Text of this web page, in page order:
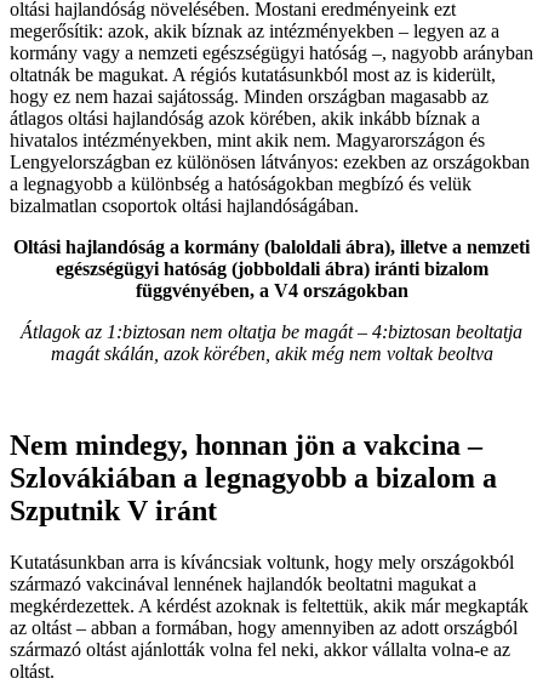
oltási hajlandóság növelésében. Mostani eredményeink ezt
megerősítik: azok, akik bíznak az intézményekben – legyen az a
kormány vagy a nemzeti egészségügyi hatóság –, nagyobb arányban
oltatnák be magukat. A régiós kutatásunkból most az is kiderült,
hogy ez nem hazai sajátosság. Minden országban magasabb az
átlagos oltási hajlandóság azok körében, akik inkább bíznak a
hivatalos intézményekben, mint akik nem. Magyarországon és
Lengyelországban ez különösen látványos: ezekben az országokban
a legnagyobb a különbség a hatóságokban megbízó és velük
bizalmatlan csoportok oltási hajlandóságában.
Oltási hajlandóság a kormány (baloldali ábra), illetve a nemzeti
egészségügyi hatóság (jobboldali ábra) iránti bizalom
függvényében, a V4 országokban
Átlagok az 1:biztosan nem oltatja be magát – 4:biztosan beoltatja
magát skálán, azok körében, akik még nem voltak beoltva
Nem mindegy, honnan jön a vakcina –
Szlovákiában a legnagyobb a bizalom a
Szputnik V iránt
Kutatásunkban arra is kíváncsiak voltunk, hogy mely országokból
származó vakcinával lennének hajlandók beoltatni magukat a
megkérdezettek. A kérdést azoknak is feltettük, akik már megkapták
az oltást – abban a formában, hogy amennyiben az adott országból
származó oltást ajánlották volna fel neki, akkor vállalta volna-e az
oltást.